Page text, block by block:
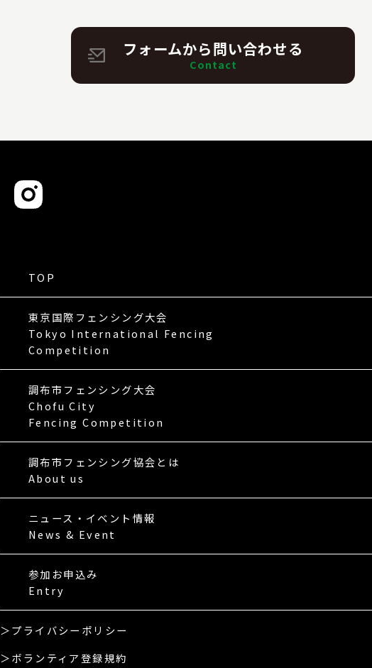
フォームから問い合わせる
Contact
TOP
東京国際フェンシング大会
Tokyo International Fencing
Competition
調布市フェンシング大会
Chofu City
Fencing Competition
調布市フェンシング協会とは
About us
ニュース・イベント情報
News & Event
参加お申込み
Entry
＞プライバシーポリシー
＞ボランティア登録規約